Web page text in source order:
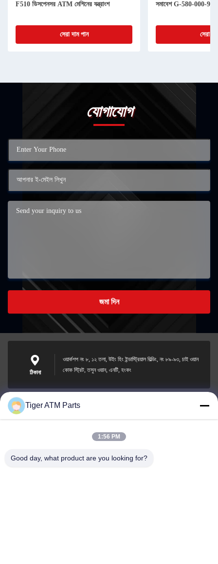
F510 ডিসপেনসর ATM মেশিনের যন্ত্রাংশ
সেরা দাম পান
সমাবেশ G-580-000-
সেরা
যোগাযোগ
জমা দিন
ঠিকানা
ওয়ার্কশপ নং ৮, ১২ তলা, উইং হিং ইন্ডাস্ট্রিয়াল বিল্ডিং, নং ৮৯-৯৩, চাই ওয়ান
কোক স্ট্রিট, তসুন ওয়ান, এনটি, হংকং
sales@atmpart.com.cn
Tiger ATM Parts
1:56 PM
Good day, what product are you looking for?